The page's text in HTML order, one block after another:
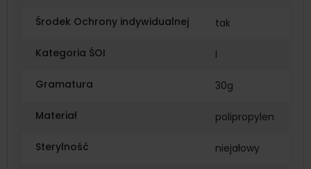
Środek Ochrony indywidualnej tak
Kategoria ŚOI I
Gramatura 30g
Materiał polipropylen
Sterylność niejałowy